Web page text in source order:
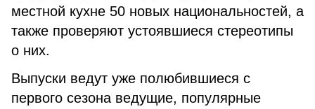
местной кухне 50 новых национальностей, а
также проверяют устоявшиеся стереотипы
о них.
Выпуски ведут уже полюбившиеся с
первого сезона ведущие, популярные